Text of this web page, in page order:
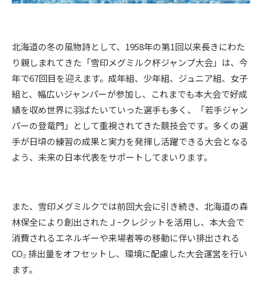
北海道の冬の風物詩として、1958年の第1回以来長きにわた
り親しまれてきた「雪印メグミルク杯ジャンプ大会」は、今
年で67回目を迎えます。成年組、少年組、ジュニア組、女子
組と、幅広いジャンパーが参加し、これまでも本大会で好成
績を収め世界に羽ばたいていった選手も多く、「若手ジャン
パーの登竜門」として重視されてきた競技会です。多くの選
手が日頃の練習の成果と実力を発揮し活躍できる大会となる
よう、未来の日本代表をサポートしてまいります。
また、雪印メグミルクでは前回大会に引き続き、北海道の森
林保全により創出されたＪｰクレジットを活用し、本大会で
消費されるエネルギーや来場者等の移動に伴い排出される
CO₂ 排出量をオフセットし、環境に配慮した大会運営を行い
ます。